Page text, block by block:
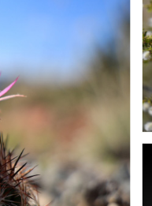
作音，为掌握操作量提
环等操作音的用户，
国）热线电话：4006-